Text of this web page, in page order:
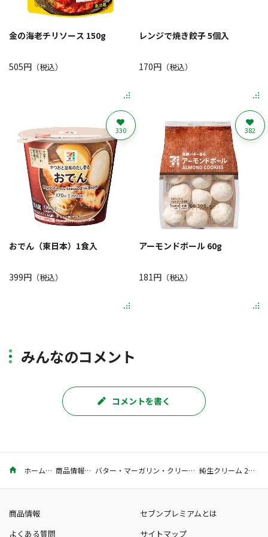
金の海老チリソース 150g
505円 （税込）
レンジで焼き餃子 5個入
170円（税込）
おでん（東日本）1食入
399円 （税込）
330
アーモンドボール 60g
181円（税込）
382
みんなのコメント
コメントを書く
ホーム 商品情報 バター・マーガリン・クリーム 純生クリーム 200ml
商品情報
セブンプレミアムとは
よくある質問
サイトマップ